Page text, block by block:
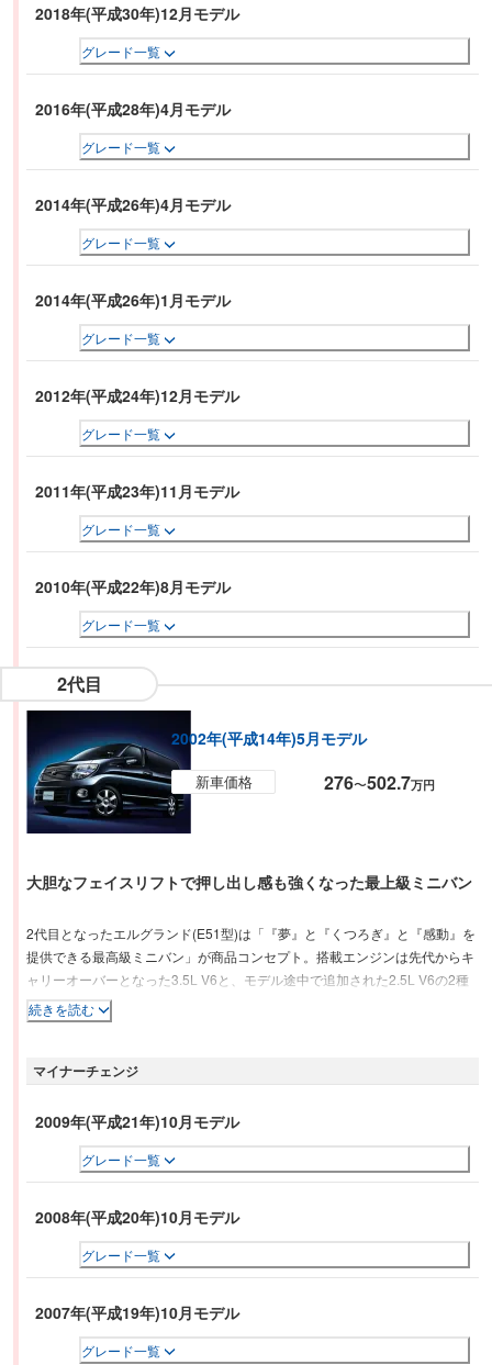
2018年(平成30年)12月モデル
グレード一覧
2016年(平成28年)4月モデル
グレード一覧
2014年(平成26年)4月モデル
グレード一覧
2014年(平成26年)1月モデル
グレード一覧
2012年(平成24年)12月モデル
グレード一覧
2011年(平成23年)11月モデル
グレード一覧
2010年(平成22年)8月モデル
グレード一覧
2代目
2002年(平成14年)5月モデル
新車価格 276〜502.7万円
大胆なフェイスリフトで押し出し感も強くなった最上級ミニバン
2代目となったエルグランド(E51型)は「『夢』と『くつろぎ』と『感動』を
提供できる最高級ミニバン」が商品コンセプト。搭載エンジンは先代からキ
ャリーオーバーとなった3.5L V6と、モデル途中で追加された2.5L V6の2種
類。トランスミッションは6速マニュアルモード付きのエクストロニック
CVT-M6を採用。駆動方式はFRと4WDが用意された。リビングルームにいる
マルチセンターシートの採用により、多彩なシートアレンジを実現するとと
としていた。さらに「カーウイングス」や「インテリジェントキー」といっ
続きを読む
マイナーチェンジ
2009年(平成21年)10月モデル
グレード一覧
2008年(平成20年)10月モデル
グレード一覧
2007年(平成19年)10月モデル
グレード一覧